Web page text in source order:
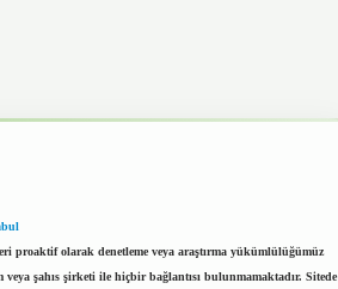
proaktif olarak denetleme veya araştırma yükümlülüğümüz
şahıs şirketi ile hiçbir bağlantısı bulunmamaktadır. Sitede